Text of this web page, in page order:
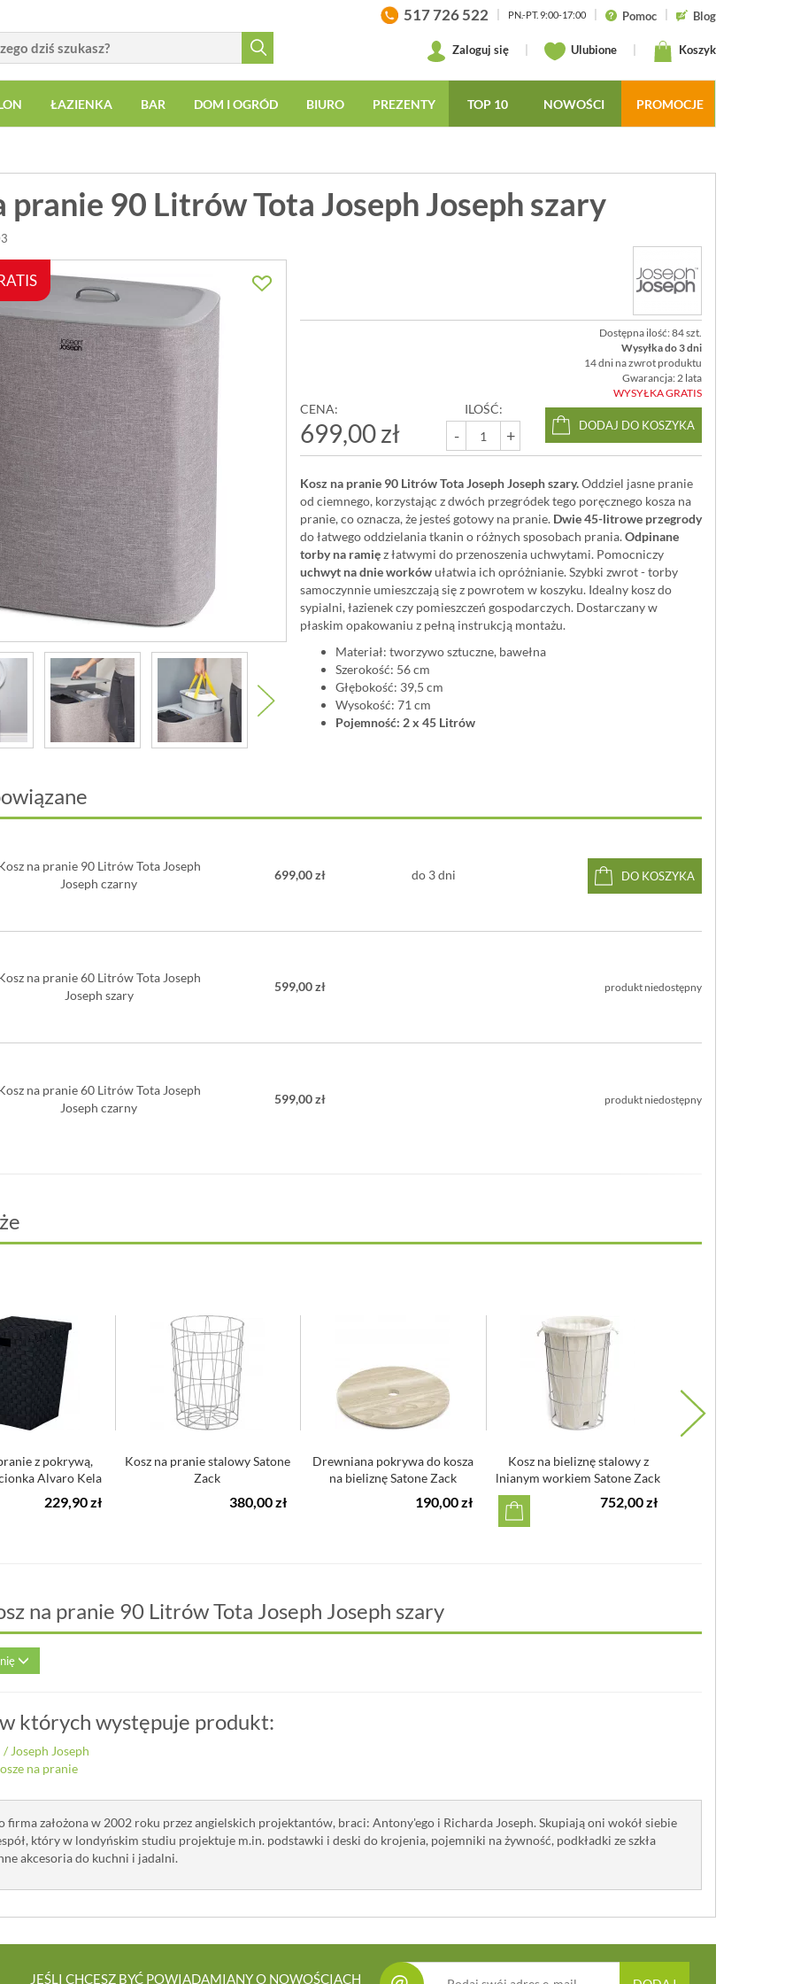
517 726 522 PN.-PT. 9:00-17:00 Pomoc Blog
Zaloguj się Ulubione Koszyk
ŁAZIENKA BAR DOM I OGRÓD BIURO PREZENTY TOP 10 NOWOŚCI PROMOCJE
pranie 90 Litrów Tota Joseph Joseph szary
Dostępna ilość: 84 szt.
Wysyłka do 3 dni
14 dni na zwrot produktu
Gwarancja: 2 lata
WYSYŁKA GRATIS
CENA:
699,00 zł
ILOŚĆ:
- +
DODAJ DO KOSZYKA
Kosz na pranie 90 Litrów Tota Joseph Joseph szary.Oddziel jasne pranie
od ciemnego, korzystając z dwóch przegródek tego poręcznego kosza na
pranie, co oznacza, że ​​jesteś gotowy na pranie. Dwie 45-litrowe przegrody
do łatwego oddzielania tkanin o różnych sposobach prania.Odpinane
torby na ramięz łatwymi do przenoszenia uchwytami. Pomocniczy
uchwyt na dnie workówułatwia ich opróżnianie. Szybki zwrot - torby
samoczynnie umieszczają się z powrotem w koszyku. Idealny kosz do
sypialni, łazienek czy pomieszczeń gospodarczych. Dostarczany w
płaskim opakowaniu z pełną instrukcją montażu.
Materiał: tworzywo sztuczne, bawełna
Szerokość: 56 cm
Głębokość: 39,5 cm
Wysokość: 71 cm
Pojemność: 2 x 45 Litrów
na pranie 90 Litrów Tota Joseph
Joseph czarny
699,00 zł do 3 dni DO KOSZYKA
na pranie 60 Litrów Tota Joseph
Joseph szary
599,00 zł produkt niedostępny
na pranie 60 Litrów Tota Joseph
Joseph czarny
599,00 zł produkt niedostępny
z pokrywą,
Alvaro Kela
229,90 zł
Kosz na pranie stalowy Satone
Zack
380,00 zł
Drewniana pokrywa do kosza
na bieliznę Satone Zack
190,00 zł
Kosz na bieliznę stalowy z
lnianym workiem Satone Zack
752,00 zł
na pranie 90 Litrów Tota Joseph Joseph szary
których występuje produkt:
/ Joseph Joseph
na pranie
firma założona w 2002 roku przez angielskich projektantów, braci: Antony'ego i Richarda Joseph. Skupiają oni wokół siebie
który w londyńskim studiu projektuje m.in. podstawki i deski do krojenia, pojemniki na żywność, podkładki ze szkła
akcesoria do kuchni i jadalni.
JEŚLI CHCESZ BYĆ POWIADAMIANY O NOWOŚCIACH